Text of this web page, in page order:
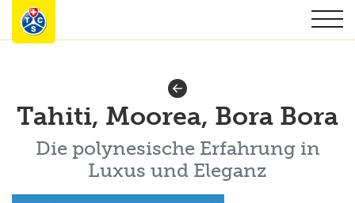
Tahiti, Moorea, Bora Bora
Die polynesische Erfahrung in
Luxus und Eleganz